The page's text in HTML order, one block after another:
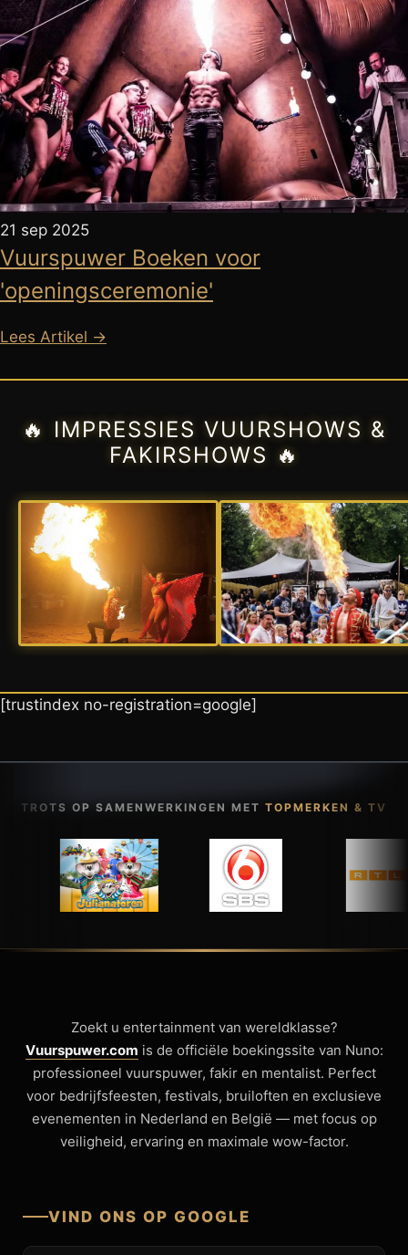
21 sep 2025
Vuurspuwer Boeken voor
'openingsceremonie'
Lees Artikel →
🔥 IMPRESSIES VUURSHOWS &
FAKIRSHOWS 🔥
[trustindex no-registration=google]
TROTS OP SAMENWERKINGEN MET TOPMERKEN & TV
Zoekt u entertainment van wereldklasse?
Vuurspuwer.com is de officiële boekingssite van Nuno:
professioneel vuurspuwer, fakir en mentalist. Perfect
voor bedrijfsfeesten, festivals, bruiloften en exclusieve
evenementen in Nederland en België — met focus op
veiligheid, ervaring en maximale wow-factor.
VIND ONS OP GOOGLE